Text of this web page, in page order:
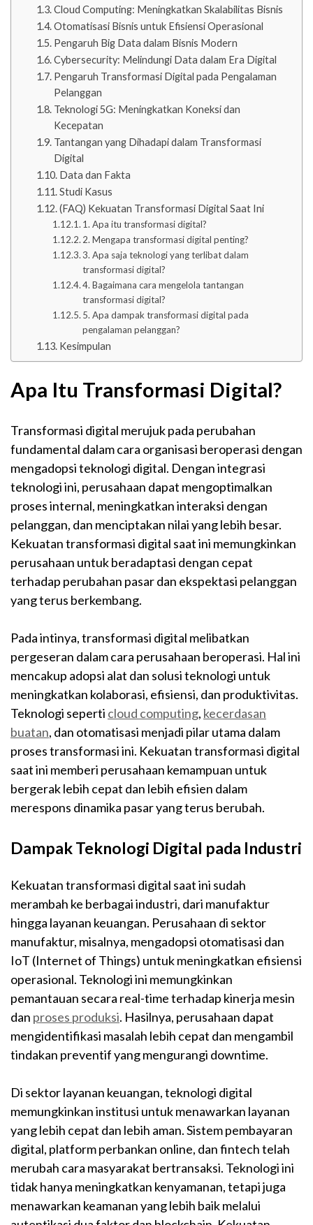
Cloud Computing: Meningkatkan Skalabilitas Bisnis
Otomatisasi Bisnis untuk Efisiensi Operasional
Pengaruh Big Data dalam Bisnis Modern
Cybersecurity: Melindungi Data dalam Era Digital
Pengaruh Transformasi Digital pada Pengalaman
Pelanggan
Teknologi 5G: Meningkatkan Koneksi dan
Kecepatan
Tantangan yang Dihadapi dalam Transformasi
Digital
Data dan Fakta
Studi Kasus
(FAQ) Kekuatan Transformasi Digital Saat Ini
1. Apa itu transformasi digital?
2. Mengapa transformasi digital penting?
3. Apa saja teknologi yang terlibat dalam
transformasi digital?
4. Bagaimana cara mengelola tantangan
transformasi digital?
5. Apa dampak transformasi digital pada
pengalaman pelanggan?
Kesimpulan
Apa Itu Transformasi Digital?
Transformasi digital merujuk pada perubahan
fundamental dalam cara organisasi beroperasi dengan
mengadopsi teknologi digital. Dengan integrasi
teknologi ini, perusahaan dapat mengoptimalkan
proses internal, meningkatkan interaksi dengan
pelanggan, dan menciptakan nilai yang lebih besar.
Kekuatan transformasi digital saat ini memungkinkan
perusahaan untuk beradaptasi dengan cepat
terhadap perubahan pasar dan ekspektasi pelanggan
yang terus berkembang.
Pada intinya, transformasi digital melibatkan
pergeseran dalam cara perusahaan beroperasi. Hal ini
mencakup adopsi alat dan solusi teknologi untuk
meningkatkan kolaborasi, efisiensi, dan produktivitas.
Teknologi seperti cloud computing, kecerdasan
buatan, dan otomatisasi menjadi pilar utama dalam
proses transformasi ini. Kekuatan transformasi digital
saat ini memberi perusahaan kemampuan untuk
bergerak lebih cepat dan lebih efisien dalam
merespons dinamika pasar yang terus berubah.
Dampak Teknologi Digital pada Industri
Kekuatan transformasi digital saat ini sudah
merambah ke berbagai industri, dari manufaktur
hingga layanan keuangan. Perusahaan di sektor
manufaktur, misalnya, mengadopsi otomatisasi dan
IoT (Internet of Things) untuk meningkatkan efisiensi
operasional. Teknologi ini memungkinkan
pemantauan secara real-time terhadap kinerja mesin
dan proses produksi. Hasilnya, perusahaan dapat
mengidentifikasi masalah lebih cepat dan mengambil
tindakan preventif yang mengurangi downtime.
Di sektor layanan keuangan, teknologi digital
memungkinkan institusi untuk menawarkan layanan
yang lebih cepat dan lebih aman. Sistem pembayaran
digital, platform perbankan online, dan fintech telah
merubah cara masyarakat bertransaksi. Teknologi ini
tidak hanya meningkatkan kenyamanan, tetapi juga
menawarkan keamanan yang lebih baik melalui